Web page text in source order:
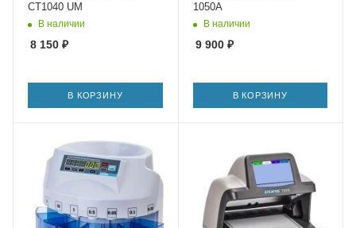
CT1040 UM
В наличии
8 150 ₽
В КОРЗИНУ
1050A
В наличии
9 900₽
В КОРЗИНУ